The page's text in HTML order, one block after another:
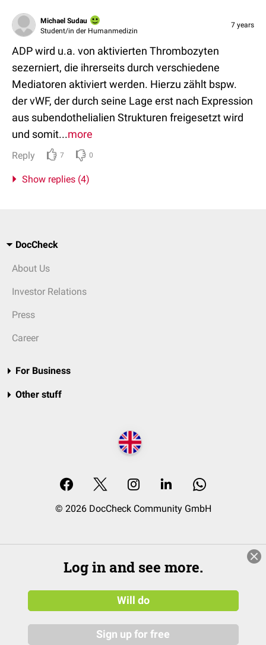
Michael Sudau
Student/in der Humanmedizin
7 years
ADP wird u.a. von aktivierten Thrombozyten
sezerniert, die ihrerseits durch verschiedene
Mediatoren aktiviert werden. Hierzu zählt bspw.
der vWF, der durch seine Lage erst nach Expression
aus subendothelialien Strukturen freigesetzt wird
und somit...more
Reply 7 0
Show replies (4)
DocCheck
About Us
Investor Relations
Press
Career
For Business
Other stuff
© 2026 DocCheck Community GmbH
Log in and see more.
Will do
Sign up for free